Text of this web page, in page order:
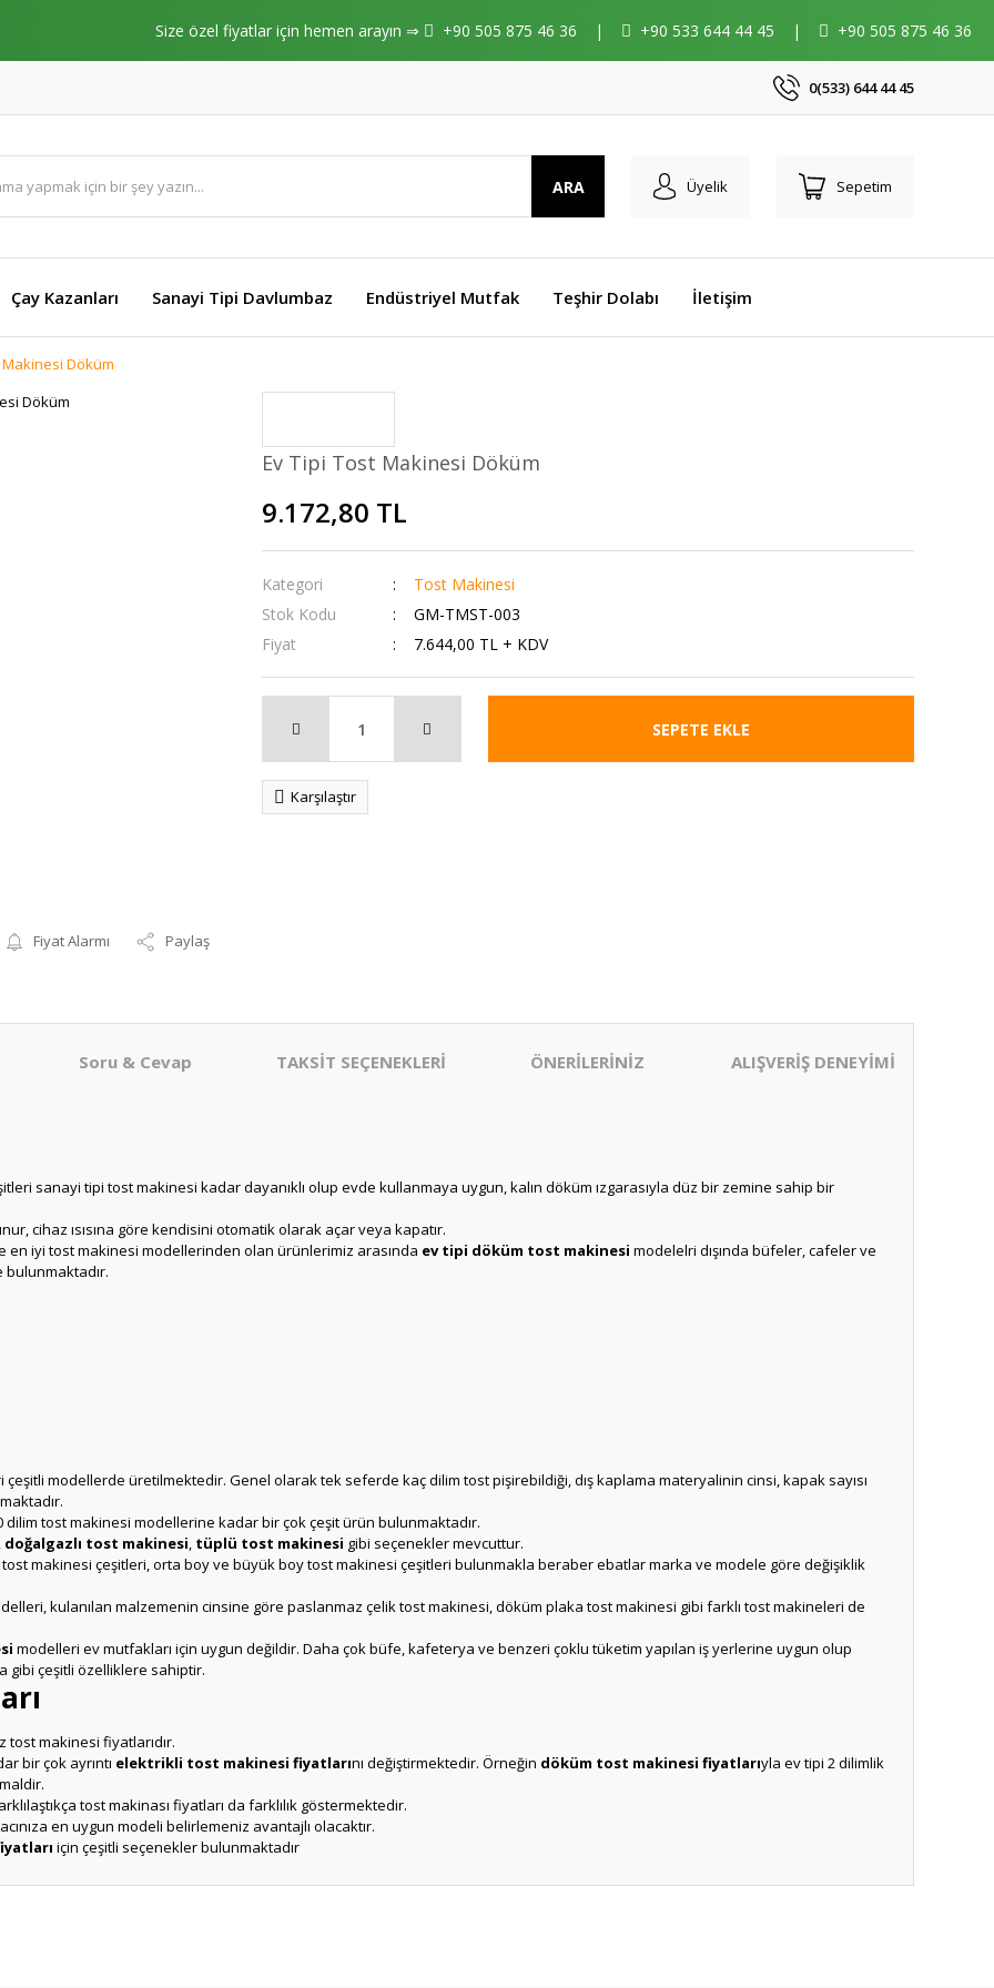
Size özel fiyatlar için hemen arayın ⇒ +90 505 875 46 36 | +90 533 644 44 45 | +90 505 875 46 36
0(533) 644 44 45
ARA Üyelik Sepetim
Çay Kazanları Sanayi Tipi Davlumbaz Endüstriyel Mutfak Teşhir Dolabı İletişim
Makinesi Döküm
Fiyat Alarmı Paylaş
Ev Tipi Tost Makinesi Döküm
9.172,80 TL
Kategori
Tost Makinesi
Stok Kodu
GM-TMST-003
Fiyat
7.644,00 TL + KDV
SEPETE EKLE
Karşılaştır
Soru & Cevap TAKSİT SEÇENEKLERİ ÖNERİLERİNİZ ALIŞVERİŞ DENEYİMİ
sanayi tipi tost makinesi kadar dayanıklı olup evde kullanmaya uygun, kalın döküm ızgarasıyla düz bir zemine sahip bir
cihaz ısısına göre kendisini otomatik olarak açar veya kapatır.
iyi tost makinesi modellerinden olan ürünlerimiz arasında ev tipi döküm tost makinesi modelelri dışında büfeler, cafeler ve
çeşitli modellerde üretilmektedir. Genel olarak tek seferde kaç dilim tost pişirebildiği, dış kaplama materyalinin cinsi, kapak sayısı
tost makinesi modellerine kadar bir çok çeşit ürün bulunmaktadır.
, doğalgazlı tost makinesi, tüplü tost makinesi gibi seçenekler mevcuttur.
makinesi çeşitleri, orta boy ve büyük boy tost makinesi çeşitleri bulunmakla beraber ebatlar marka ve modele göre değişiklik
kulanılan malzemenin cinsine göre paslanmaz çelik tost makinesi, döküm plaka tost makinesi gibi farklı tost makineleri de
modelleri ev mutfakları için uygun değildir. Daha çok büfe, kafeterya ve benzeri çoklu tüketim yapılan iş yerlerine uygun olup
gibi çeşitli özelliklere sahiptir.
tost makinesi fiyatlarıdır.
bir çok ayrıntı elektrikli tost makinesi fiyatlarını değiştirmektedir. Örneğin döküm tost makinesi fiyatlarıyla ev tipi 2 dilimlik
tost makinası fiyatları da farklılık göstermektedir.
en uygun modeli belirlemeniz avantajlı olacaktır.
için çeşitli seçenekler bulunmaktadır